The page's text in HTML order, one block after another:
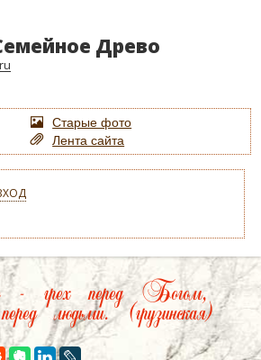
Древо
Старые фото
Лента сайта
- грех перед Богом,
людьми. (грузинская)